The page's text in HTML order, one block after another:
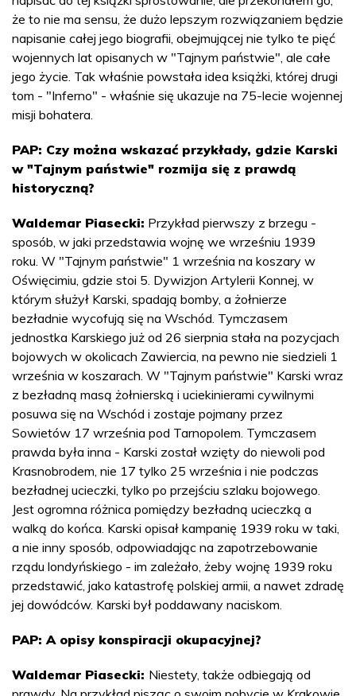
że to nie ma sensu, że dużo lepszym rozwiązaniem będzie
napisanie całej jego biografii, obejmującej nie tylko te pięć
wojennych lat opisanych w "Tajnym państwie", ale całe
jego życie. Tak właśnie powstała idea książki, której drugi
tom - "Inferno" - właśnie się ukazuje na 75-lecie wojennej
misji bohatera.
PAP: Czy można wskazać przykłady, gdzie Karski
w "Tajnym państwie" rozmija się z prawdą
historyczną?
Waldemar Piasecki: Przykład pierwszy z brzegu -
sposób, w jaki przedstawia wojnę we wrześniu 1939
roku. W "Tajnym państwie" 1 września na koszary w
Oświęcimiu, gdzie stoi 5. Dywizjon Artylerii Konnej, w
którym służył Karski, spadają bomby, a żołnierze
bezładnie wycofują się na Wschód. Tymczasem
jednostka Karskiego już od 26 sierpnia stała na pozycjach
bojowych w okolicach Zawiercia, na pewno nie siedzieli 1
września w koszarach. W "Tajnym państwie" Karski wraz
z bezładną masą żołnierską i uciekinierami cywilnymi
posuwa się na Wschód i zostaje pojmany przez
Sowietów 17 września pod Tarnopolem. Tymczasem
prawda była inna - Karski został wzięty do niewoli pod
Krasnobrodem, nie 17 tylko 25 września i nie podczas
bezładnej ucieczki, tylko po przejściu szlaku bojowego.
Jest ogromna różnica pomiędzy bezładną ucieczką a
walką do końca. Karski opisał kampanię 1939 roku w taki,
a nie inny sposób, odpowiadając na zapotrzebowanie
rządu londyńskiego - im zależało, żeby wojnę 1939 roku
przedstawić, jako katastrofę polskiej armii, a nawet zdradę
jej dowódców. Karski był poddawany naciskom.
PAP: A opisy konspiracji okupacyjnej?
Waldemar Piasecki: Niestety, także odbiegają od